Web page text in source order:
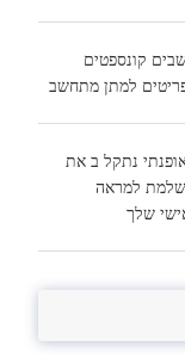
קונספטים
למתן מתחשב
נתקל ב את
למראה
שלך